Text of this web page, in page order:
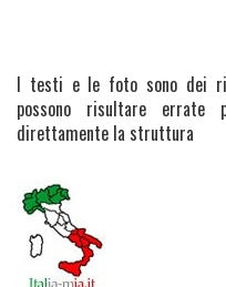
I testi e le foto sono dei
possono risultare
direttamente la struttura